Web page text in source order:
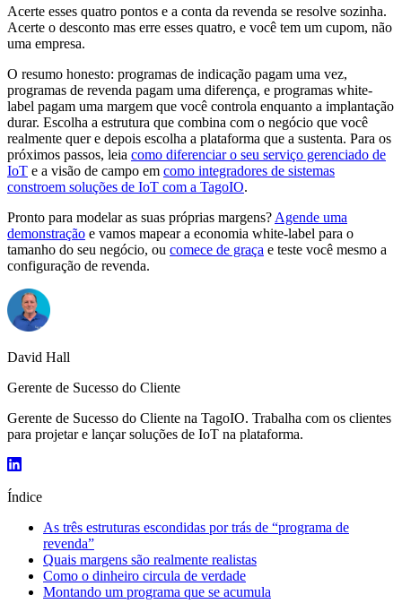
Acerte esses quatro pontos e a conta da revenda se resolve sozinha.
Acerte o desconto mas erre esses quatro, e você tem um cupom, não
uma empresa.
O resumo honesto: programas de indicação pagam uma vez,
programas de revenda pagam uma diferença, e programas white-
label pagam uma margem que você controla enquanto a implantação
durar. Escolha a estrutura que combina com o negócio que você
realmente quer e depois escolha a plataforma que a sustenta. Para os
próximos passos, leia como diferenciar o seu serviço gerenciado de
IoT e a visão de campo em como integradores de sistemas
constroem soluções de IoT com a TagoIO.
Pronto para modelar as suas próprias margens? Agende uma
demonstração e vamos mapear a economia white-label para o
tamanho do seu negócio, ou comece de graça e teste você mesmo a
configuração de revenda.
David Hall
Gerente de Sucesso do Cliente
Gerente de Sucesso do Cliente na TagoIO. Trabalha com os clientes
para projetar e lançar soluções de IoT na plataforma.
Índice
As três estruturas escondidas por trás de “programa de
revenda”
Quais margens são realmente realistas
Como o dinheiro circula de verdade
Montando um programa que se acumula